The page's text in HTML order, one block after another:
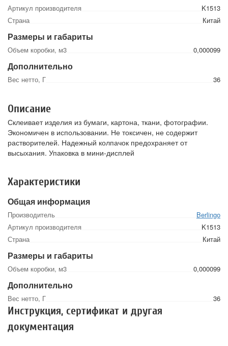
Артикул производителя
K1513
Страна
Китай
Размеры и габариты
Объем коробки, м3 0,000099
Дополнительно
Вес нетто, Г 36
Описание
Склеивает изделия из бумаги, картона, ткани, фотографии.
Экономичен в использовании. Не токсичен, не содержит
растворителей. Надежный колпачок предохраняет от
высыхания. Упаковка в мини-дисплей
Характеристики
Общая информация
Производитель
Berlingo
Артикул производителя
K1513
Страна
Китай
Размеры и габариты
Объем коробки, м3 0,000099
Дополнительно
Вес нетто, Г 36
Инструкция, сертификат и другая
документация